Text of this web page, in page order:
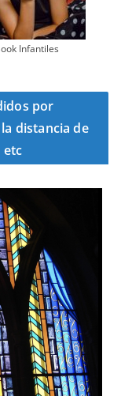
Infantiles
por
distancia de
etc